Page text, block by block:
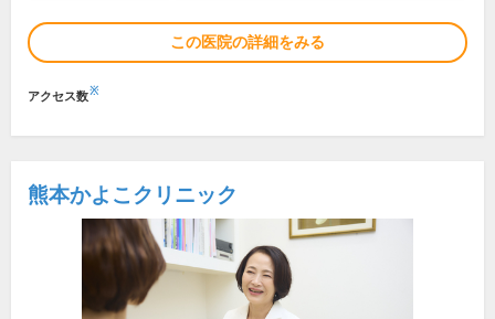
この医院の詳細をみる
アクセス数※
熊本かよこクリニック